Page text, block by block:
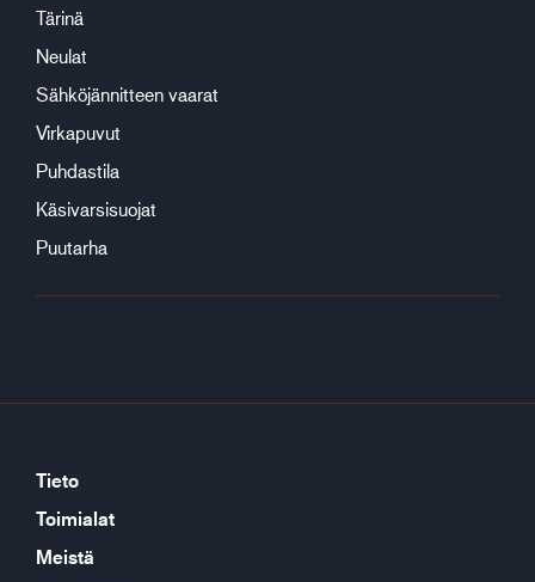
Tärinä
Neulat
Sähköjännitteen vaarat
Virkapuvut
Puhdastila
Käsivarsisuojat
Puutarha
Tieto
Toimialat
Meistä